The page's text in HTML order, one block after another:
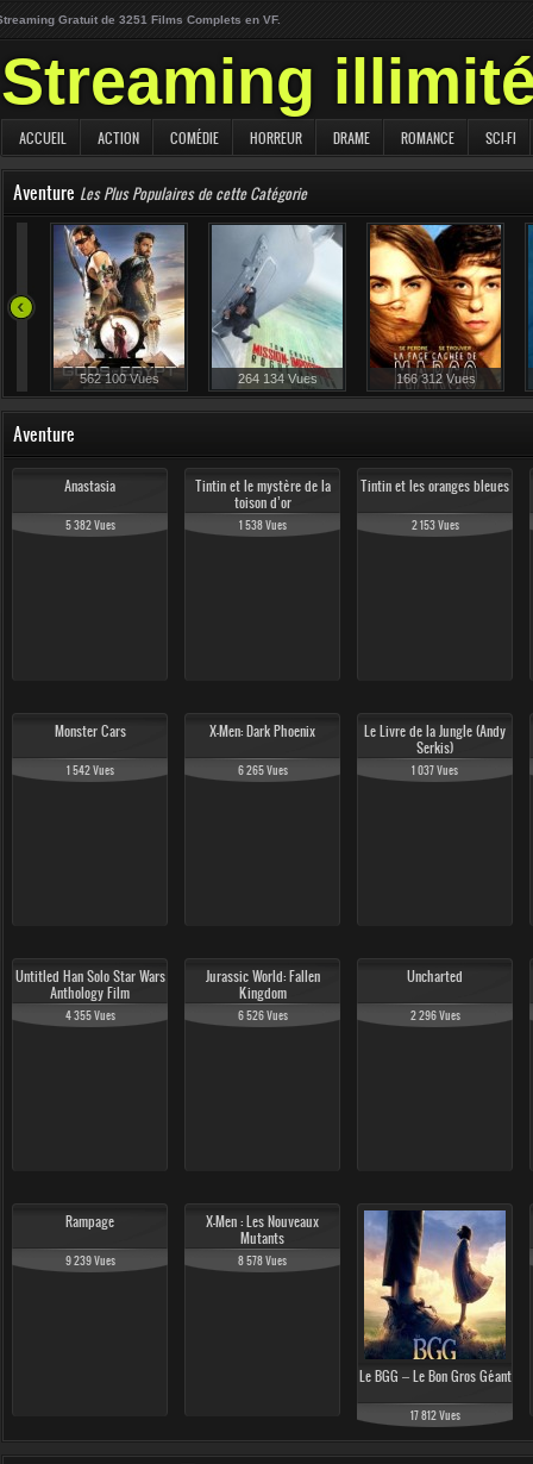
Gratuit de 3251 Films Complets en VF.
Streaming
ACCUEIL ACTION COMÉDIE HORREUR DRAME ROMANCE SCI-FI
Aventure Les Plus Populaires de cette Catégorie
562 100 Vues 264 134 Vues 166 312 Vues
Aventure
Anastasia
5 382 Vues
Tintin et le mystère de la
toison d’or
1 538 Vues
Tintin et les oranges bleues
2 153 Vues
Monster Cars
1 542 Vues
X-Men: Dark Phoenix
6 265 Vues
Le Livre de la Jungle (Andy
Serkis)
1 037 Vues
Untitled Han Solo Star Wars
Anthology Film
4 355 Vues
Jurassic World: Fallen
Kingdom
6 526 Vues
Uncharted
2 296 Vues
Rampage
9 239 Vues
X-Men : Les Nouveaux
Mutants
8 578 Vues
Le BGG – Le Bon Gros Géant
17 812 Vues